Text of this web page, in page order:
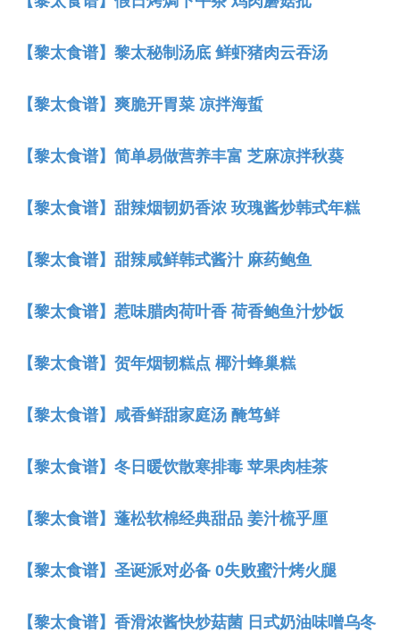
【黎太食谱】黎太秘制汤底 鲜虾猪肉云吞汤
【黎太食谱】爽脆开胃菜 凉拌海蜇
【黎太食谱】简单易做营养丰富 芝麻凉拌秋葵
【黎太食谱】甜辣烟韧奶香浓 玫瑰酱炒韩式年糕
【黎太食谱】甜辣咸鲜韩式酱汁 麻药鲍鱼
【黎太食谱】惹味腊肉荷叶香 荷香鲍鱼汁炒饭
【黎太食谱】贺年烟韧糕点 椰汁蜂巢糕
【黎太食谱】咸香鲜甜家庭汤 醃笃鲜
【黎太食谱】冬日暖饮散寒排毒 苹果肉桂茶
【黎太食谱】蓬松软棉经典甜品 姜汁梳乎厘
【黎太食谱】圣诞派对必备 0失败蜜汁烤火腿
【黎太食谱】香滑浓酱快炒菇菌 日式奶油味噌乌冬